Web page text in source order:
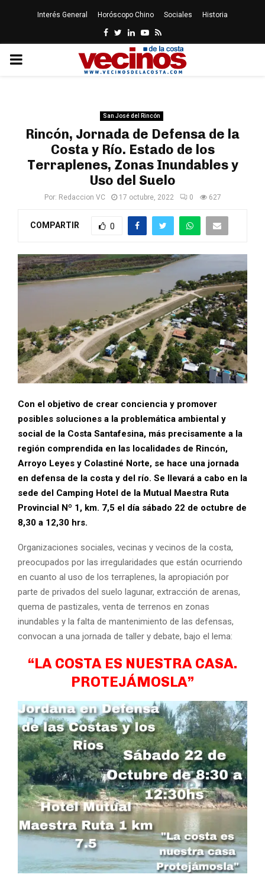
Interés General Horóscopo Chino Sociales Historia
Facebook
Twitter
LinkedinYoutube
Rss
PRIMARY
San José del Rincón
Rincón, Jornada de Defensa de la
Costa y Río. Estado de los
Terraplenes, Zonas Inundables y
Uso del Suelo
Por: Redaccion VC 17 octubre, 2022 0 627
COMPARTIR 0
Con el objetivo de crear conciencia y promover
posibles soluciones a la problemática ambiental y
social de la Costa Santafesina, más precisamente a la
región comprendida en las localidades de Rincón,
Arroyo Leyes y Colastiné Norte, se hace una jornada
en defensa de la costa y del río. Se llevará a cabo en la
sede del Camping Hotel de la Mutual Maestra Ruta
Provincial Nº 1, km. 7,5 el día sábado 22 de octubre de
8,30 a 12,30 hrs.
Organizaciones sociales, vecinas y vecinos de la costa,
preocupados por las irregularidades que están ocurriendo
en cuanto al uso de los terraplenes, la apropiación por
parte de privados del suelo lagunar, extracción de arenas,
quema de pastizales, venta de terrenos en zonas
inundables y la falta de mantenimiento de las defensas,
convocan a una jornada de taller y debate, bajo el lema:
“LA COSTA ES NUESTRA CASA.
PROTEJÁMOSLA”